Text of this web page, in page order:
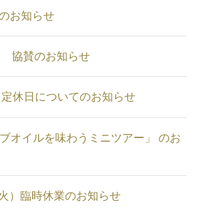
お知らせ
協賛のお知らせ
休日についてのお知らせ
オイルを味わうミニツアー」 のお
）臨時休業のお知らせ